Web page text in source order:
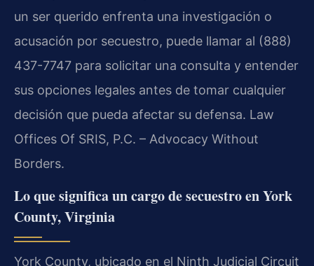
un ser querido enfrenta una investigación o
acusación por secuestro, puede llamar al (888)
437-7747 para solicitar una consulta y entender
sus opciones legales antes de tomar cualquier
decisión que pueda afectar su defensa. Law
Offices Of SRIS, P.C. – Advocacy Without
Borders.
Lo que significa un cargo de secuestro en York
County, Virginia
York County, ubicado en el Ninth Judicial Circuit